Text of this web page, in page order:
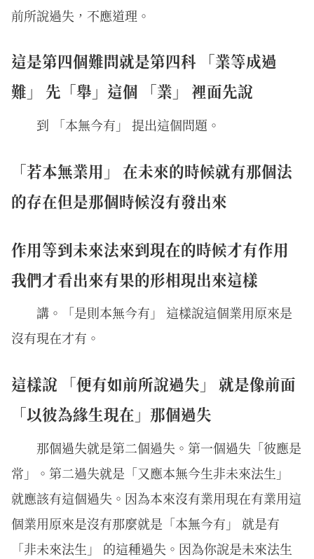
前所說過失，不應道理。
這是第四個難問就是第四科 「業等成過
難」 先「舉」這個 「業」 裡面先說
到 「本無今有」 提出這個問題。
「若本無業用」 在未來的時候就有那個法
的存在但是那個時候沒有發出來
作用等到未來法來到現在的時候才有作用
我們才看出來有果的形相現出來這樣
講。「是則本無今有」 這樣說這個業用原來是
沒有現在才有。
這樣說 「便有如前所說過失」 就是像前面
「以彼為緣生現在」那個過失
那個過失就是第二個過失。第一個過失「彼應是
常」。第二過失就是「又應本無今生非未來法生」
就應該有這個過失。因為本來沒有業用現在有業用這
個業用原來是沒有那麼就是「本無今有」 就是有
「非未來法生」 的這種過失。因為你說是未來法生